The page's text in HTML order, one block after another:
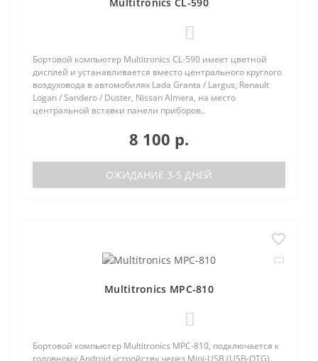
Бортовой компьютер Multitronics CL-590 имеет цветной
дисплей и устанавливается вместо центрального круглого
воздуховода в автомобилях Lada Granta / Largus, Renault
Logan / Sandero / Duster, Nissan Almera, на место
центральной вставки панели приборов..
8 100 р.
ОЖИДАНИЕ 3-5 ДНЕЙ
Multitronics MPC-810
Бортовой компьютер Multitronics MPC-810, подключается к